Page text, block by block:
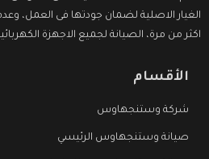
الغيار الاصلية لضمان جودتها فى العمل،
اكثر من مرة، الصيانة لجميع الاجهزة
الأقسام
شركة وستنجهاوس
صيانة وستنجهاوس الرئيسي